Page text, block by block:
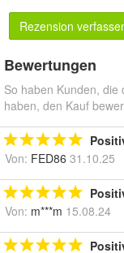
Rezension
Bewertungen
So haben Kunden, die
haben, den Kauf
Von: FED86 31.10.25
Von: m***m 15.08.24